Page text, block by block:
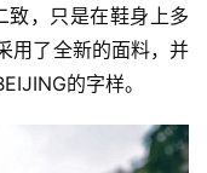
，只是在鞋身上多
用了全新的面料，并
的字样。